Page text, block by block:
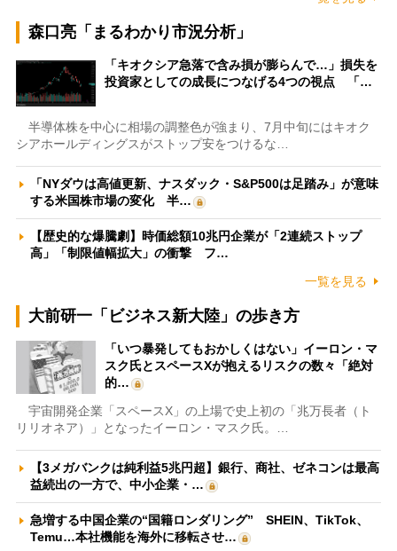
森口亮「まるわかり市況分析」
「キオクシア急落で含み損が膨らんで…」損失を
投資家としての成長につなげる4つの視点 「…
半導体株を中心に相場の調整色が強まり、7月中旬にはキオク
シアホールディングスがストップ安をつけるな…
「NYダウは高値更新、ナスダック・S&P500は足踏み」が意味
する米国株市場の変化 半…
【歴史的な爆騰劇】時価総額10兆円企業が「2連続ストップ
高」「制限値幅拡大」の衝撃 フ…
一覧を見る
大前研一「ビジネス新大陸」の歩き方
「いつ暴発してもおかしくはない」イーロン・マ
スク氏とスペースXが抱えるリスクの数々「絶対
的…
宇宙開発企業「スペースX」の上場で史上初の「兆万長者（ト
リリオネア）」となったイーロン・マスク氏。…
【3メガバンクは純利益5兆円超】銀行、商社、ゼネコンは最高
益続出の一方で、中小企業・…
急増する中国企業の“国籍ロンダリング” SHEIN、TikTok、
Temu…本社機能を海外に移転させ…